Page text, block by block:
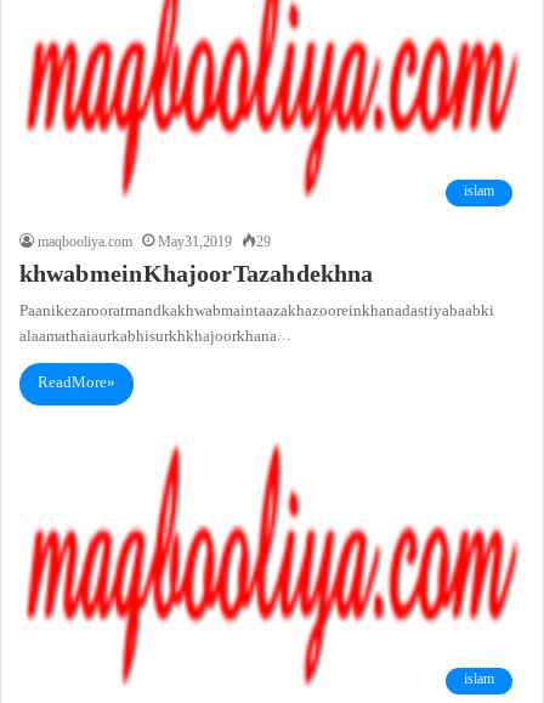
islam
maqbooliya.com
May 31, 2019 29
khwab mein Khajoor Tazah dekhna
Paani ke zaroorat mand ka khwab main taaza khazoorein khana dastiyab aab ki
alaamat hai aur kabhi surkh khajoor khana…
Read More »
islam